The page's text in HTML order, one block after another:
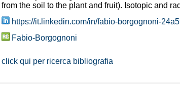
from the soil to the plant and fruit). Isotopic and
https://it.linkedin.com/in/fabio-borgognoni-
Fabio-Borgognoni
click qui per ricerca bibliografia